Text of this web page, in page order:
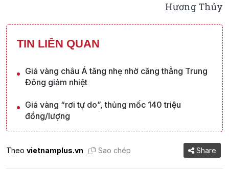
Hương Thủy
TIN LIÊN QUAN
Giá vàng châu Á tăng nhẹ nhờ căng thẳng Trung
Đông giảm nhiệt
Giá vàng “rơi tự do”, thủng mốc 140 triệu
đồng/lượng
Theo vietnamplus.vn Sao chép Share